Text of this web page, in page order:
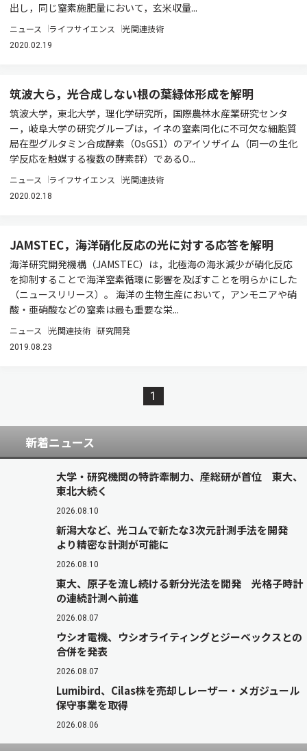
出し，同じ窒素施肥量において，玄米収量...
ニュース ライフサイエンス 光関連技術
2020.02.19
筑波大ら，光合成しない根の葉緑体形成を解明
筑波大学，東北大学，理化学研究所，国際農林水産業研究センタ
ー，岐阜大学の研究グループは，イネの窒素同化に不可欠な細胞質
局在型グルタミン合成酵素（OsGS1）のアイソザイム（同一の生化
学反応を触媒する複数の酵素群）であるO...
ニュース ライフサイエンス 光関連技術
2020.02.18
JAMSTEC，海洋硝化反応の光に対する応答を解明
海洋研究開発機構（JAMSTEC）は，北極海の海氷減少が硝化反応
を抑制することで海洋窒素循環に影響を及ぼすことを明らかにした
（ニュースリリース）。 海洋の生物生産において，アンモニアや硝
酸・亜硝酸などの窒素は最も重要な栄...
ニュース 光関連技術 研究開発
2019.08.23
1
新着ニュース
大学・研究機関の特許牽制力、産総研が首位 東大、
東北大続く
2026.08.10
新潟大など、光コムで新たな3次元計測手法を開発
より精密な計測が可能に
2026.08.10
東大、原子を流し続ける新分光法を開発 光格子時計
の連続計測へ前進
2026.08.07
ウシオ電機、ウシオライティングとジーベックスとの
合併を発表
2026.08.07
Lumibird、Cilas株を売却しレーザー・メガジュール
保守事業を取得
2026.08.06